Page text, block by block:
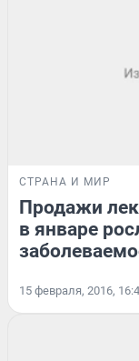
СТРАНА И МИР
Продажи
в январе
15 февраля, 2016,